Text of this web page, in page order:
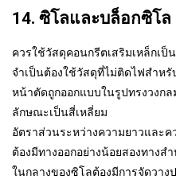
14. ซิโลและบล็อกซิโล
ควรใช้วัสดุคอนกรีตเสริมเหล็กเป็
จำเป็นต้องใช้วัสดุที่ไม่ติดไฟสำหรั
หน้าตัดถูกออกแบบในรูปทรงวง
ลักษณะเป็นสี่เหลี่ยม
อัตราส่วนระหว่างความยาวและ
ต้องมีทางออกอย่างน้อยสองทางส
ในกลางของซิโลต้องมีการจัดวาง